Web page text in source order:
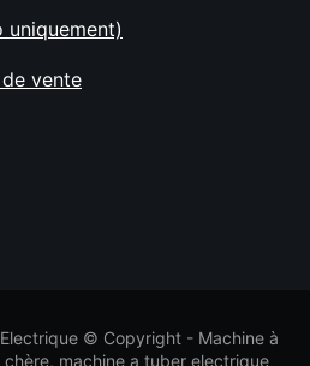
uniquement)
vente
© Copyright - Machine à
machine a tuber electrique